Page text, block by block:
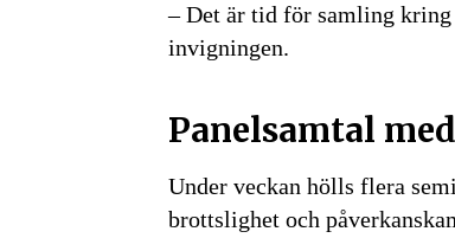
– Det är tid för samling kring
invigningen.
Panelsamtal
Under veckan hölls flera
brottslighet och